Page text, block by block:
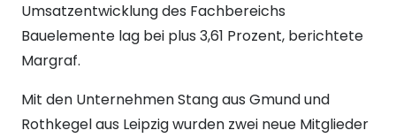
Umsatzentwicklung des Fachbereichs
Bauelemente lag bei plus 3,61 Prozent, berichtete
Margraf.
Mit den Unternehmen Stang aus Gmund und
Rothkegel aus Leipzig wurden zwei neue Mitglieder